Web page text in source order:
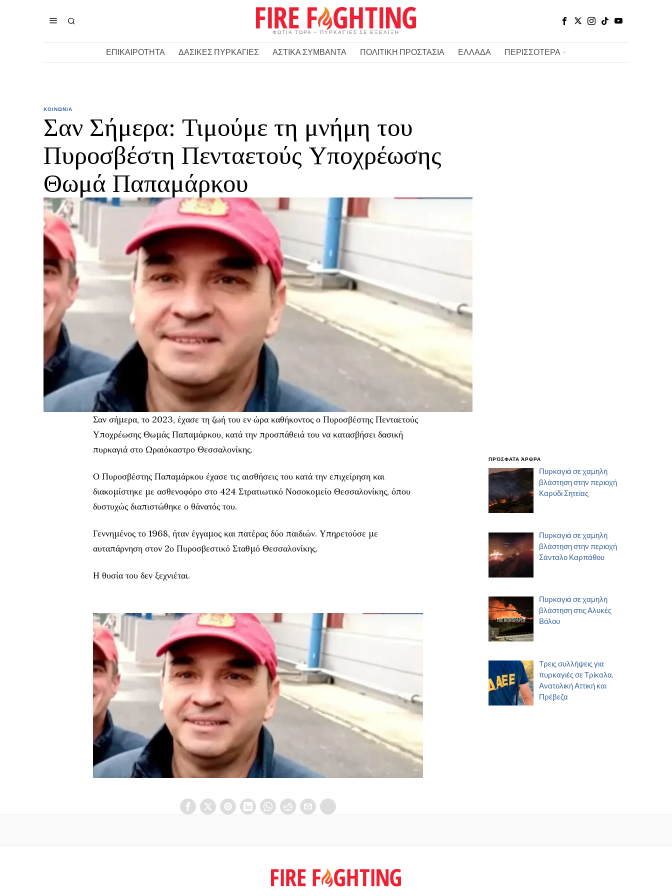
ΦΩΤΙΑ ΤΩΡΑ – ΠΥΡΚΑΓΙΕΣ ΣΕ ΕΞΕΛΙΞΗ
ΕΠΙΚΑΙΡΟΤΗΤΑ ΔΑΣΙΚΕΣ ΠΥΡΚΑΓΙΕΣ ΑΣΤΙΚΑ ΣΥΜΒΑΝΤΑ ΠΟΛΙΤΙΚΗ ΠΡΟΣΤΑΣΙΑ ΕΛΛΑΔΑ ΠΕΡΙΣΣΟΤΕΡΑ
ΚΟΙΝΩΝΙΑ
Σαν Σήμερα: Τιμούμε τη μνήμη του
Πυροσβέστη Πενταετούς Υποχρέωσης
Θωμά Παπαμάρκου
Σαν σήμερα, το 2023, έχασε τη ζωή του εν ώρα καθήκοντος ο Πυροσβέστης Πενταετούς
Υποχρέωσης Θωμάς Παπαμάρκου, κατά την προσπάθειά του να κατασβήσει δασική
πυρκαγιά στο Ωραιόκαστρο Θεσσαλονίκης.
Ο Πυροσβέστης Παπαμάρκου έχασε τις αισθήσεις του κατά την επιχείρηση και
διακομίστηκε με ασθενοφόρο στο 424 Στρατιωτικό Νοσοκομείο Θεσσαλονίκης, όπου
δυστυχώς διαπιστώθηκε ο θάνατός του.
Γεννημένος το 1968, ήταν έγγαμος και πατέρας δύο παιδιών. Υπηρετούσε με
αυταπάρνηση στον 2ο Πυροσβεστικό Σταθμό Θεσσαλονίκης.
Η θυσία του δεν ξεχνιέται.
ΠΡΌΣΦΑΤΑ ΆΡΘΡΑ
Πυρκαγιά σε χαμηλή
βλάστηση στην περιοχή
Καρύδι Σητείας
Πυρκαγιά σε χαμηλή
βλάστηση στην περιοχή
Σάνταλο Καρπάθου
Πυρκαγιά σε χαμηλή
βλάστηση στις Αλυκές
Βόλου
Τρεις συλλήψεις για
πυρκαγιές σε Τρίκαλα,
Ανατολική Αττική και
Πρέβεζα